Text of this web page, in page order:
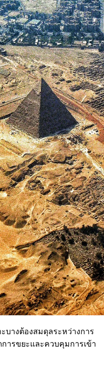
บางต้องสมดุลระหว่างการ
ารขยะและควบคุมการเข้า